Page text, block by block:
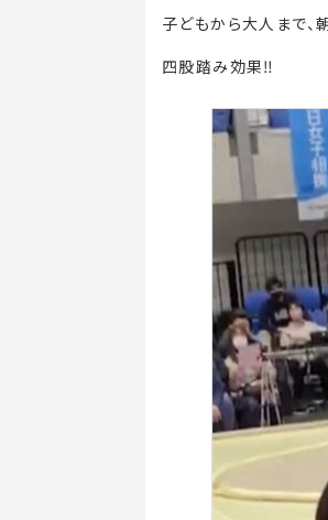
子どもから大人まで
四股踏み効果‼️